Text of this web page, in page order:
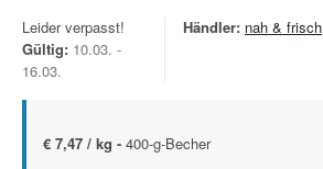
Leider verpasst!
Gültig: 10.03. -
16.03.
Händler: nah & frisch
€ 7,47 / kg - 400-g-Becher